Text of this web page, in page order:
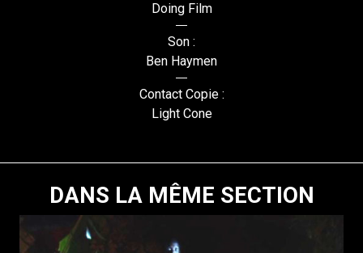
Doing Film
Son :
Ben Haymen
Contact Copie :
Light Cone
DANS LA MÊME SECTION